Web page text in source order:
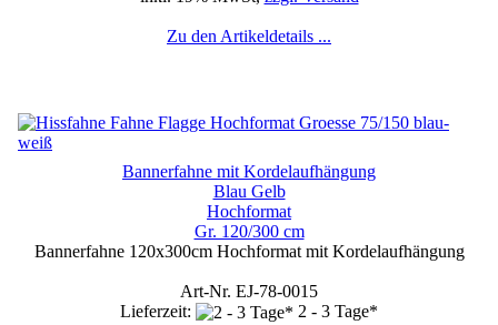
Zu den Artikeldetails ...
Bannerfahne mit Kordelaufhängung
Blau Gelb
Hochformat
Gr. 120/300 cm
Bannerfahne 120x300cm Hochformat mit Kordelaufhängung
Art-Nr. EJ-78-0015
Lieferzeit:
2 - 3 Tage*